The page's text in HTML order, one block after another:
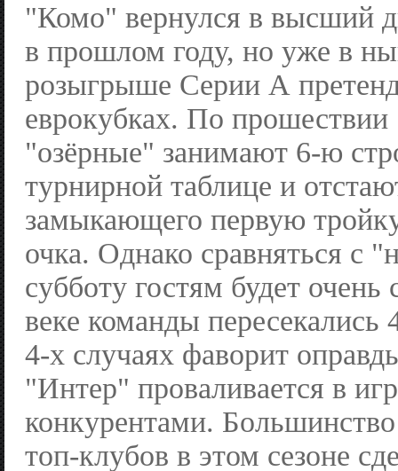
"Комо" вернулся в высший
в прошлом году, но уже в
розыгрыше Серии А
еврокубках. По прошествии
"озёрные" занимают 6-ю
турнирной таблице и
замыкающего первую
очка. Однако сравняться с
субботу гостям будет
веке команды пересекались
4-х случаях фаворит
"Интер" проваливается в
конкурентами.
топ-клубов в этом сезоне